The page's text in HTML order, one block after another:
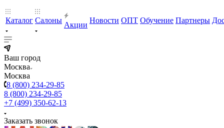
Каталог Салоны
Акции
Новости ОПТ Обучение Партнеры
Ваш город
Москва
Москва
8 (800) 234-29-85
8 (800) 234-29-85
+7 (499) 350-62-13
Заказать звонок